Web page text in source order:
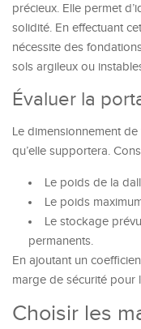
précieux. Elle permet
solidité. En effectuant
nécessite des
sols argileux ou
Évaluer la
Le dimensionnement
qu’elle supportera.
Le poids de la
Le poids
Le stockage
permanents.
En ajoutant un
marge de sécurité pour
Choisir les